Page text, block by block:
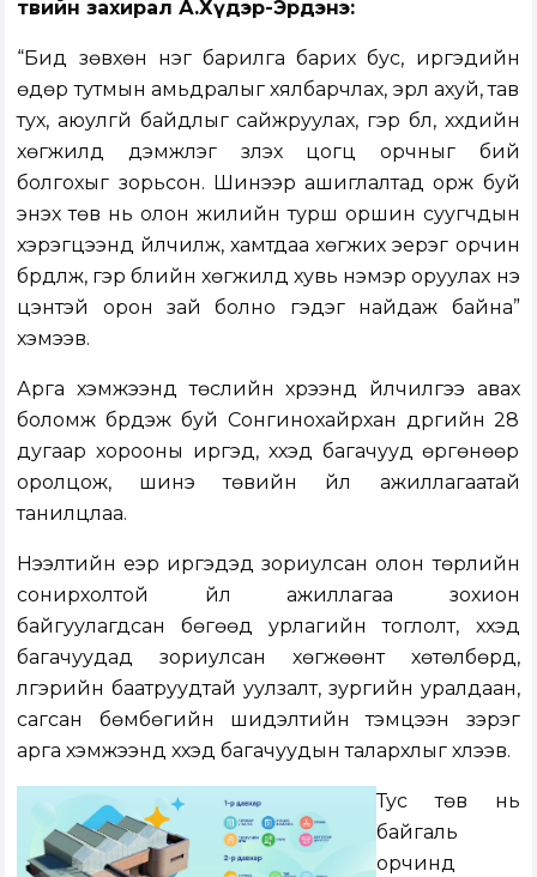
төвийн захирал А.Хүдэр-Эрдэнэ:
“Бид зөвхөн нэг барилга барих бус, иргэдийн
өдөр тутмын амьдралыг хялбарчлах, эрүүл ахуй, тав
тух, аюулгүй байдлыг сайжруулах, гэр бүл, хүүхдийн
хөгжилд дэмжлэг үзүүлэх цогц орчныг бий
болгохыг зорьсон. Шинээр ашиглалтад орж буй
энэхүү төв нь олон жилийн турш оршин суугчдын
хэрэгцээнд үйлчилж, хамтдаа хөгжих эерэг орчин
бүрдүүлж, гэр бүлийн хөгжилд хувь нэмэр оруулах үнэ
цэнтэй орон зай болно гэдэг найдаж байна”
хэмээв.
Арга хэмжээнд төслийн хүрээнд үйлчилгээ авах
боломж бүрдэж буй Сонгинохайрхан дүүргийн 28
дугаар хорооны иргэд, хүүхэд багачууд өргөнөөр
оролцож, шинэ төвийн үйл ажиллагаатай
танилцлаа.
Нээлтийн үеэр иргэдэд зориулсан олон төрлийн
сонирхолтой үйл ажиллагаа зохион
байгуулагдсан бөгөөд урлагийн тоглолт, хүүхэд
багачуудад зориулсан хөгжөөнт хөтөлбөрүүд,
үлгэрийн баатруудтай уулзалт, зургийн уралдаан,
сагсан бөмбөгийн шидэлтийн тэмцээн зэрэг
арга хэмжээнүүд хүүхэд багачуудын талархлыг хүлээв.
Тус төв нь
байгаль
орчинд